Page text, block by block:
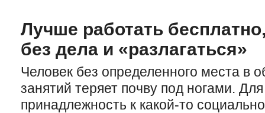
Лучше работать
без дела и «разлагаться»
Человек без определенного места в
занятий теряет почву под ногами.
принадлежность к какой-то